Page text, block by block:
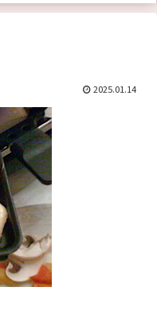
2025.01.14